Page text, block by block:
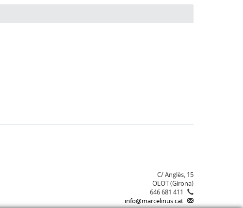
C/ Anglès, 15
OLOT (Girona)
646 681 411
info@marcelinus.cat